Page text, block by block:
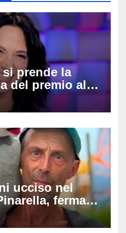
prende la
del premio alla
e cagna»
ucciso nel
fermati
la svolta
e